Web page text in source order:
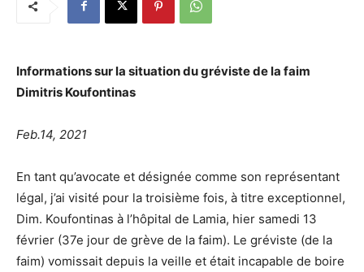
Informations sur la situation du gréviste de la faim
Dimitris Koufontinas
Feb.14, 2021
En tant qu’avocate et désignée comme son représentant
légal, j’ai visité pour la troisième fois, à titre exceptionnel,
Dim. Koufontinas à l’hôpital de Lamia, hier samedi 13
février (37e jour de grève de la faim). Le gréviste (de la
faim) vomissait depuis la veille et était incapable de boire